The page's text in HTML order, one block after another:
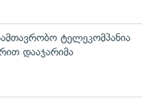
ტელეკომპანია
დააჯარიმა